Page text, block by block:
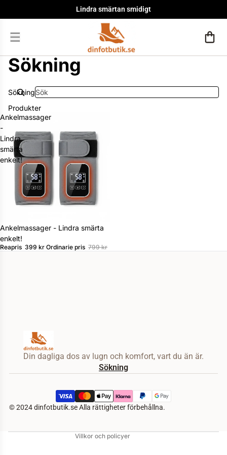
Lindra smärtan smidigt
Sökning
Sökning
Produkter
Ankelmassager
-
Lindra
smärta
enkelt!
Rea
Ankelmassager - Lindra smärta
enkelt!
Reapris 399 kr Ordinarie pris 799 kr
Din dagliga dos av lugn och komfort, vart du än är.
Sökning
© 2024 dinfotbutik.se Alla rättigheter förbehållna.
Villkor och policyer
Integritetspolicy
Återbetalningspolicy
Användarvillkor
Fraktpolicy
Kontaktinformation